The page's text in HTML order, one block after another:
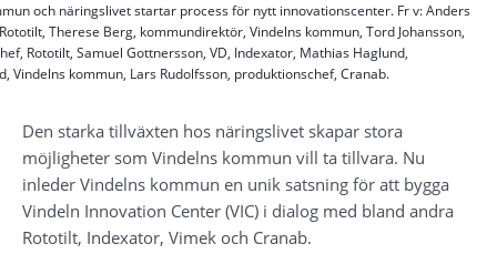
och näringslivet startar process för nytt innovationscenter. Fr v: Anders
Therese Berg, kommundirektör, Vindelns kommun, Tord Johansson,
Rototilt, Samuel Gottnersson, VD, Indexator, Mathias Haglund,
Vindelns kommun, Lars Rudolfsson, produktionschef, Cranab.
Den starka tillväxten hos näringslivet skapar stora
möjligheter som Vindelns kommun vill ta tillvara. Nu
inleder Vindelns kommun en unik satsning för att bygga
Vindeln Innovation Center (VIC) i dialog med bland andra
Rototilt, Indexator, Vimek och Cranab.